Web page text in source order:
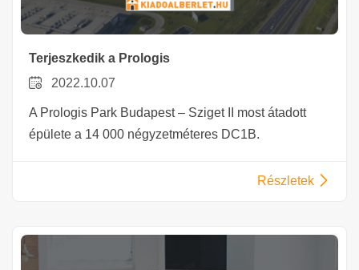
Terjeszkedik a Prologis
2022.10.07
A Prologis Park Budapest – Sziget II most átadott
épülete a 14 000 négyzetméteres DC1B.
Részletek